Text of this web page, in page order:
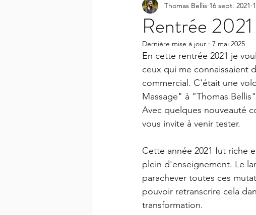
Rentrée 2021
Thomas Bellis 16 sept. 2021
Dernière mise à jour : 7 mai 2025
En cette rentrée 2021 je
ceux qui me connaissaient
commercial. C'était une
Massage" à "Thomas
Avec quelques nouveauté
vous invite à venir tester.
Cette année 2021 fut riche
plein d'enseignement. Le
parachever toutes ces
pouvoir retranscrire cela
transformation.